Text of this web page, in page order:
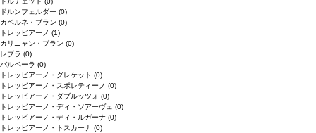
ドルンフェルダー (0)
カベルネ・ブラン (0)
トレッビアーノ (1)
カリニャン・ブラン (0)
レブラ (0)
バルベーラ (0)
トレッビアーノ・グレケット (0)
トレッビアーノ・スポレティーノ (0)
トレッビアーノ・ダブルッツォ (0)
トレッビアーノ・ディ・ソアーヴェ (0)
トレッビアーノ・ディ・ルガーナ (0)
トレッビアーノ・トスカーナ (0)